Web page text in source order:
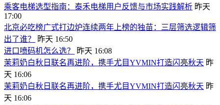
乘客电梯选型指南：泰禾电梯用户反馈与市场实践解析 昨天
17:00
北京必吃榜广式打边炉连续两年上榜的独苗：三层筛选逻辑筛
出了谁？
昨天 16:50
进口喷码机怎么选？
昨天 16:08
茉莉奶白秋日联名再进阶，携手尤目YVMIN打造闪亮秋天 昨
天 16:06
茉莉奶白秋日联名再进阶，携手尤目YVMIN打造闪亮秋天 昨
天 16:06